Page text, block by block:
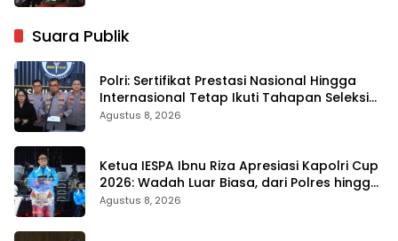
Suara Publik
Polri: Sertifikat Prestasi Nasional Hingga
Internasional Tetap Ikuti Tahapan Seleksi
Rekrutmen Polri
Agustus 8, 2026
Ketua IESPA Ibnu Riza Apresiasi Kapolri Cup
2026: Wadah Luar Biasa, dari Polres hingga
Panggung Nasional
Agustus 8, 2026